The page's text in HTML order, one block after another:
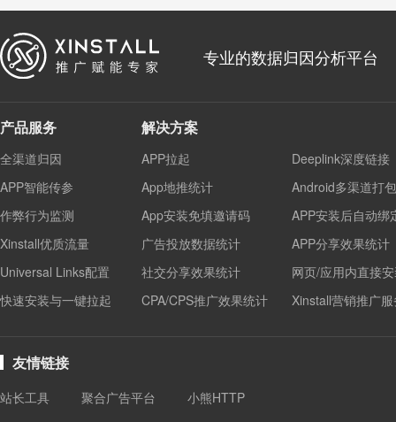
专业的数据归因分析平台
产品服务
全渠道归因
APP智能传参
作弊行为监测
Xinstall优质流量
Universal Links配置
快速安装与一键拉起
解决方案
APP拉起
Deeplink深度链接
App地推统计
Android多渠道打包
App安装免填邀请码
APP安装后自动绑
广告投放数据统计
APP分享效果统计
社交分享效果统计
网页/应用内直接
CPA/CPS推广效果统计
Xinstall营销推广
友情链接
站长工具 聚合广告平台 小熊HTTP